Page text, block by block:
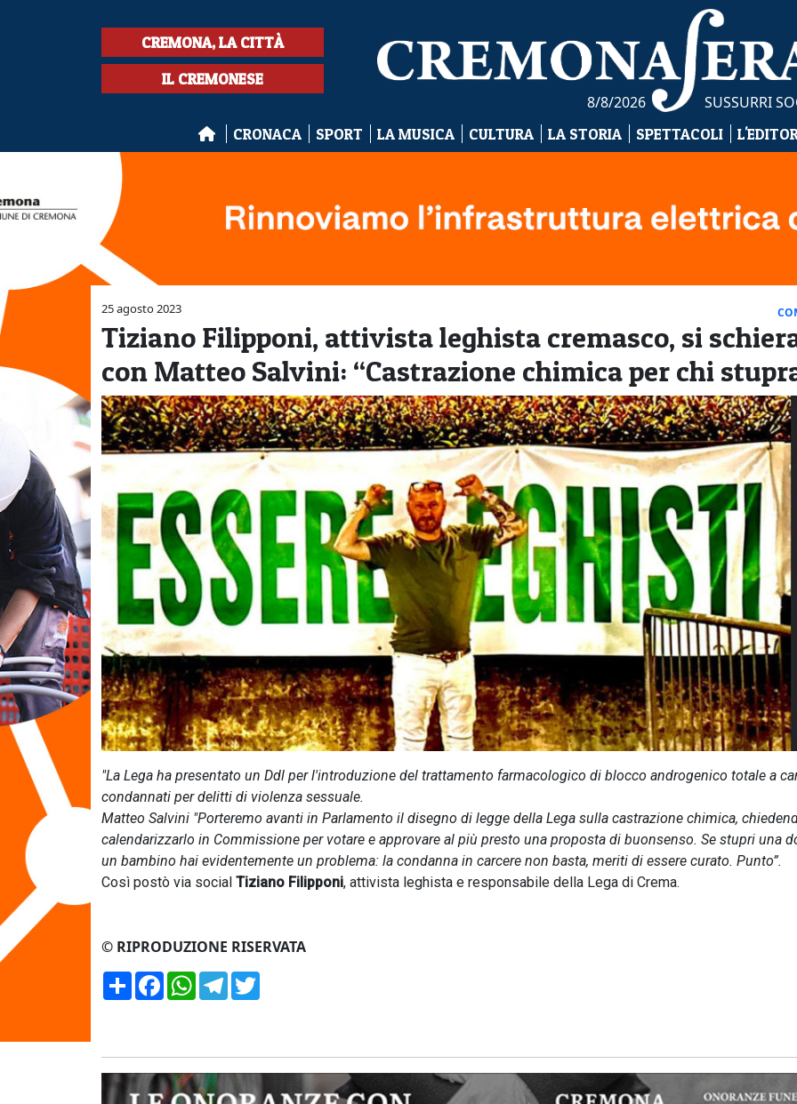
CREMONA, LA CITTÀ
IL CREMONESE
8/8/2026 SUSSURRI
CRONACA SPORT LA MUSICA CULTURA LA STORIA SPETTACOLI
25 agosto 2023
Tiziano Filipponi, attivista leghista cremasco, si
con Matteo Salvini: “Castrazione chimica per chi
"La Lega ha presentato un Ddl per l'introduzione del trattamento farmacologico di blocco androgenico totale a
condannati per delitti di violenza sessuale.
Matteo Salvini "Porteremo avanti in Parlamento il disegno di legge della Lega sulla castrazione chimica,
calendarizzarlo in Commissione per votare e approvare al più presto una proposta di buonsenso. Se stupri una
un bambino hai evidentemente un problema: la condanna in carcere non basta, meriti di essere curato. Punto”.
Così postò via social Tiziano Filipponi, attivista leghista e responsabile della Lega di Crema.
© RIPRODUZIONE RISERVATA
CondividiFacebookWhatsApp
Telegram